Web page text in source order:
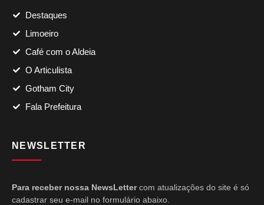
Destaques
Limoeiro
Café com o Aldeia
O Articulista
Gotham City
Fala Prefeitura
NEWSLETTER
Para receber nossa NewsLettercom atualizações do site é só
cadastrar seu e-mail no formulário abaixo.